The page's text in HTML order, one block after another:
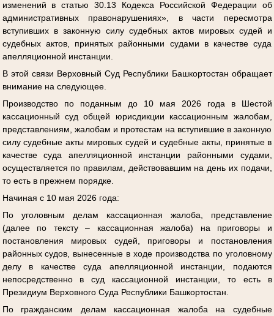
изменений в статью 30.13 Кодекса Российской Федерации об
административных правонарушениях», в части пересмотра
вступивших в законную силу судебных актов мировых судей и
судебных актов, принятых районными судами в качестве суда
апелляционной инстанции.
В этой связи Верховный Суд Республики Башкортостан обращает
внимание на следующее.
Производство по поданным до 10 мая 2026 года в Шестой
кассационный суд общей юрисдикции кассационным жалобам,
представлениям, жалобам и протестам на вступившие в законную
силу судебные акты мировых судей и судебные акты, принятые в
качестве суда апелляционной инстанции районными судами,
осуществляется по правилам, действовавшим на день их подачи,
то есть в прежнем порядке.
Начиная с 10 мая 2026 года:
По уголовным делам кассационная жалоба, представление
(далее по тексту – кассационная жалоба) на приговоры и
постановления мировых судей, приговоры и постановления
районных судов, вынесенные в ходе производства по уголовному
делу в качестве суда апелляционной инстанции, подаются
непосредственно в суд кассационной инстанции, то есть в
Президиум Верховного Суда Республики Башкортостан.
По гражданским делам кассационная жалоба на судебные